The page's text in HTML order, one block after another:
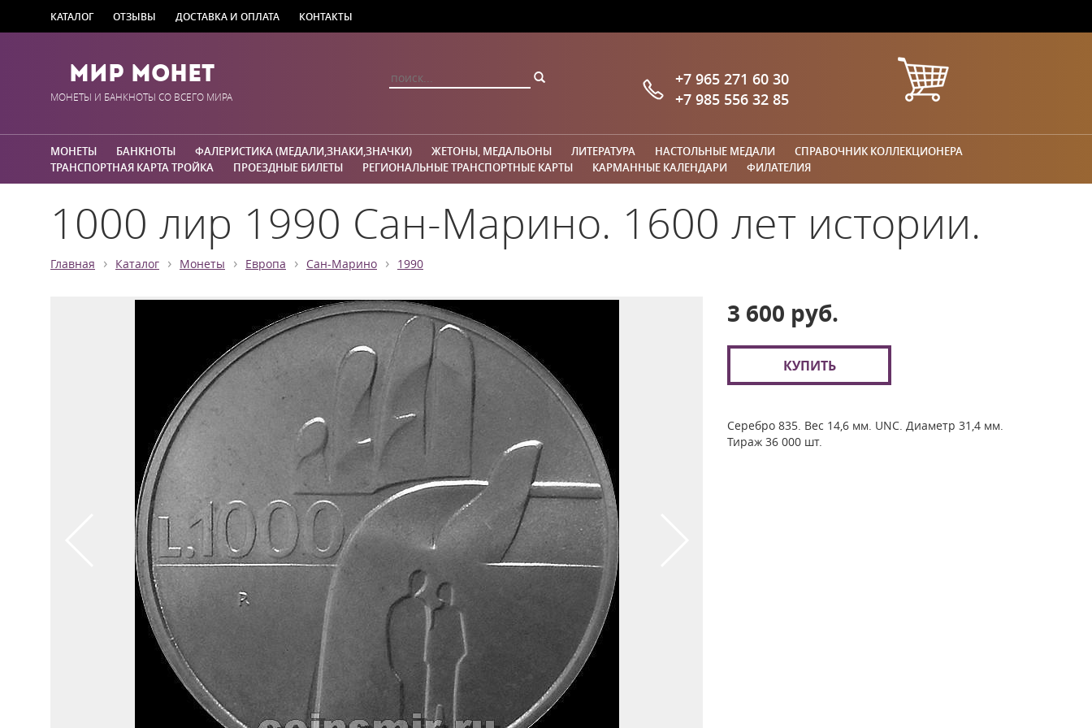
КАТАЛОГ ОТЗЫВЫ ДОСТАВКА И ОПЛАТА КОНТАКТЫ
Мир Монет
МОНЕТЫ И БАНКНОТЫ СО ВСЕГО МИРА
+7 965 271 60 30
+7 985 556 32 85
МОНЕТЫ БАНКНОТЫ ФАЛЕРИСТИКА (МЕДАЛИ,ЗНАКИ,ЗНАЧКИ) ЖЕТОНЫ, МЕДАЛЬОНЫ ЛИТЕРАТУРА НАСТОЛЬНЫЕ МЕДАЛИ
СПРАВОЧНИК КОЛЛЕКЦИОНЕРА
ТРАНСПОРТНАЯ КАРТА ТРОЙКА
ПРОЕЗДНЫЕ БИЛЕТЫ РЕГИОНАЛЬНЫЕ ТРАНСПОРТНЫЕ КАРТЫ КАРМАННЫЕ КАЛЕНДАРИ ФИЛАТЕЛИЯ
1000 лир 1990 Сан-Марино. 1600 лет истории.
Главная › Каталог › Монеты › Европа › Сан-Марино › 1990
3 600 руб.
КУПИТЬ
Серебро 835. Вес 14,6 мм. UNC. Диаметр 31,4 мм.
Тираж 36 000 шт.